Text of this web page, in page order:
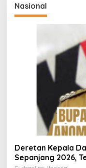
Nasional
Deretan Kepala
Sepanjang 2026,